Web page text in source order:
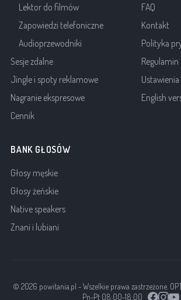
Lektor do filmów
Zapowiedzi telefoniczne
Audioprzewodniki
Sesje zdalne
Jingle i spoty reklamowe
Nagranie ekspresowe
Cennik
FAQ
Kontakt
Polityka
Regulamin
English
BANK GŁOSÓW
Głosy męskie
Głosy żeńskie
Native speakers
Znani i lubiani
© 2026 powitania.pl - Wszelkie prawa zastrzeżone.
Pn-Pt 08:00-18:00